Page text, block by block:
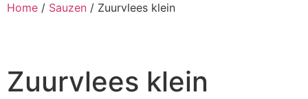
Home / Sauzen / Zuurvlees klein
Zuurvlees klein